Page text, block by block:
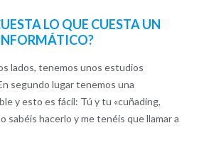
LO QUE CUESTA UN
lados, tenemos unos estudios
segundo lugar tenemos una
y esto es fácil: Tú y tu «cuñading,
sabéis hacerlo y me tenéis que llamar a